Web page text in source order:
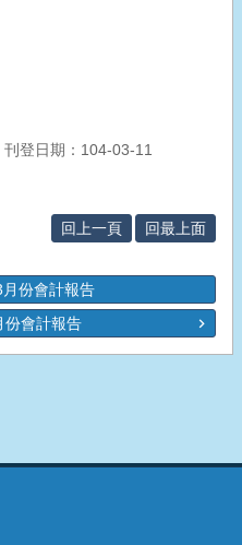
刊登日期：104-03-11
回上一頁 回最上面
份會計報告
份會計報告